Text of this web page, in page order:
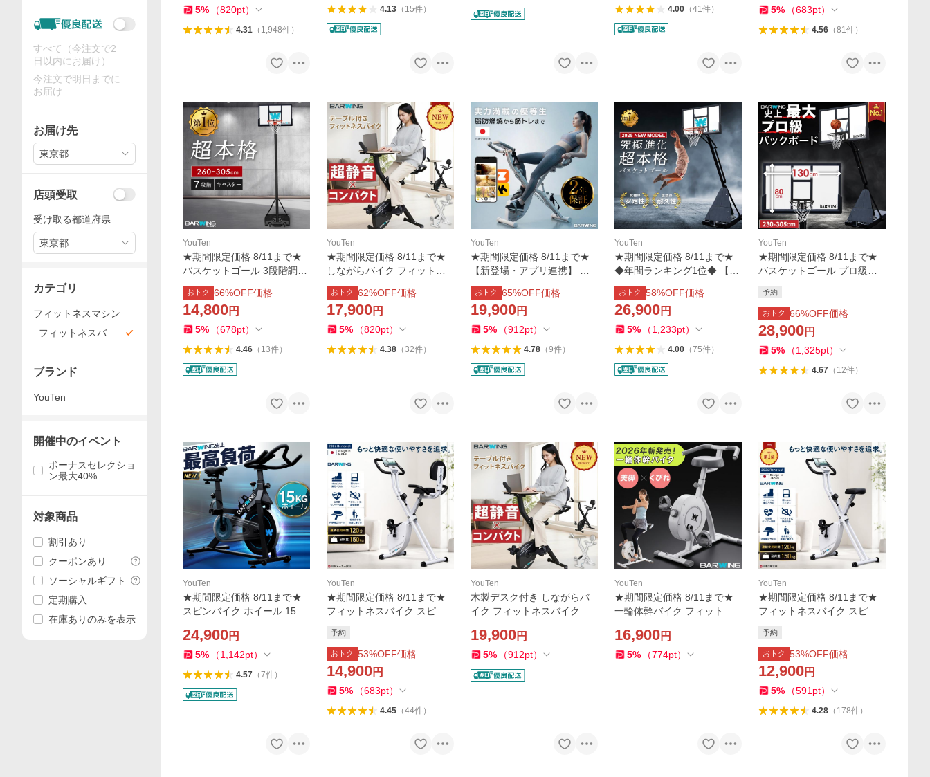
5% （820pt）
4.31（ 1,948件）
4.13（ 15件） 4.00（41件） 5% （683pt）
4.56（81件）
YouTen
★期間限定価格 8/11まで★
バスケットゴール 3段階調節
260cm-305cm ミニバス 一般
公式サイズ キャスター 移動
式 公式スケットボール ミニ
バス ゴール
おトク 66%OFF価格
14,800円
5% （678pt）
4.46（ 13件）
YouTen
★期間限定価格 8/11まで★
しながらバイク フィットネ
スバイク テーブル付 スピン
バイク ルームバイク エアロ
バイクビクス 高齢者 筋トレ
おトク 62%OFF価格
17,900円
5% （820pt）
4.38（32件）
YouTen
★期間限定価格 8/11まで★
【新登場・アプリ連携】 ＼
２年保証付き／ フィットネ
スバイク 連続使用 180分 耐
荷重 160kg スピンバイク
おトク 65%OFF価格
19,900円
5% （912pt）
4.78（9件）
YouTen
★期間限定価格 8/11まで★
◆年間ランキング1位◆ 【20
25年徹底改良モデル】バスケ
ットゴール 無段階調整 230c
m-305cm 足元フリー フロン
トボード付き
おトク 58%OFF価格
26,900円
5% （1,233pt）
4.00（75件）
YouTen
★期間限定価格 8/11まで★
バスケットゴール プロ級バ
階調節 230cm-305cm キャス
ター付き 屋外 公式サイズ ミ
ニバス
予約
おトク 66%OFF価格
28,900円
5% （1,325pt）
4.67（ 12件）
YouTen
★期間限定価格 8/11まで★
スピンバイク ホイール 15KG
音 組み立て簡単 フィットネ
スバイク エアロ バイクビク
24,900円
5% （1,142pt）
4.57（7件）
YouTen
★期間限定価格 8/11まで★
フィットネスバイク スピン
ダイエット器具 健康器具 有
酸素運動 家庭用 静音 折り畳
み
予約
おトク 53%OFF価格
14,900円
5% （683pt）
4.45（44件）
YouTen
木製デスク付き しながらバ
イク フィットネスバイク テ
ク ルームバイク エアロ バイ
クビクス 高齢者 筋トレ ダイ
19,900円
5% （912pt）
YouTen
★期間限定価格 8/11まで★
一輪体幹バイク フィットネ
ムバイク エアロ バイクビク
ス 高齢者 筋トレ ダイエット
16,900円
5% （774pt）
YouTen
★期間限定価格 8/11まで★
フィットネスバイク スピン
ダイエット器具 健康器具 有
酸素運動 静音 折り畳み120
分
予約
おトク 53%OFF価格
12,900円
5% （591 pt）
4.28（ 178件）
すべて（今注文で2
日以内にお届け）
今注文で明日までに
お届け
お届け先
東京都
店頭受取
受け取る都道府県
東京都
カテゴリ
フィットネスマシン
フィットネスバイ
ブランド
YouTen
開催中のイベント
ボーナスセレクショ
ン最大40%
対象商品
割引あり
クーポンあり
ソーシャルギフト
定期購入
在庫ありのみを表示